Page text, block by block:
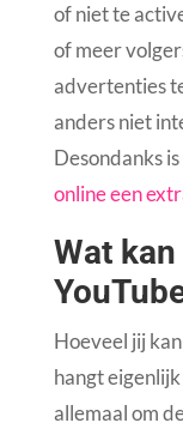
of niet te
of meer
advertenties
anders niet
Desondanks
online een
Wat
Hoeveel jij
hangt
allemaal om